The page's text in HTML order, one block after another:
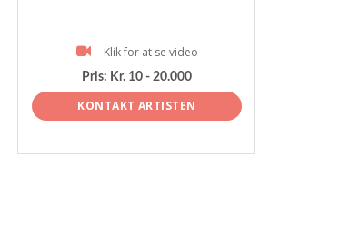
Klik for at se video
Pris: Kr. 10 - 20.000
KONTAKT ARTISTEN